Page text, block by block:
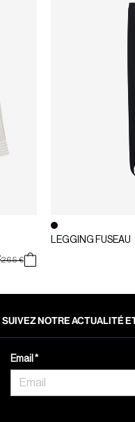
Prix réduit de
265 €à
LEGGING FUSEAU
SUIVEZ NOTRE ACTUALITÉ
Email